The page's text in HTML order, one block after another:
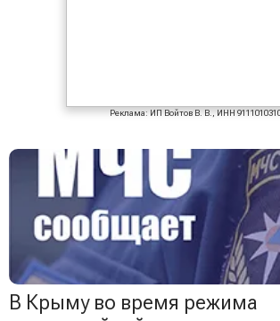
Реклама: ИП Войтов В. В., ИНН
В Крыму во время режима